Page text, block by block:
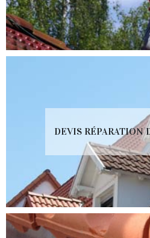
DEVIS RÉPARATION